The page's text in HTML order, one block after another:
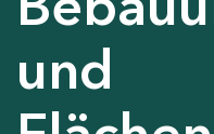
und